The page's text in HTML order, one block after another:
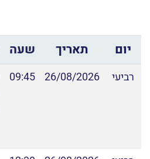
יום תאריך שעה
רביעי 26/08/2026
09:45